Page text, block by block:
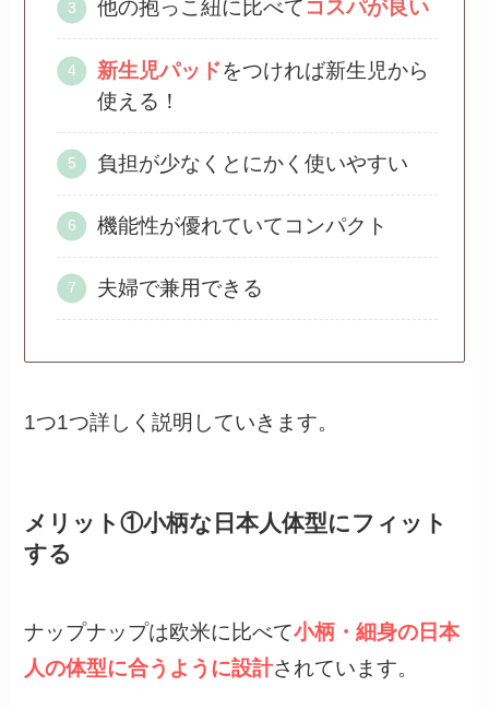
他の抱っこ紐に比べて コスパが良い
新生児パッドをつければ新生児から
使える！
負担が少なくとにかく使いやすい
機能性が優れていてコンパクト
夫婦で兼用できる
1つ1つ詳しく説明していきます。
メリット①小柄な日本人体型にフィット
する
ナップナップは欧米に比べて小柄・細身の日本
人の体型に合うように設計されています。